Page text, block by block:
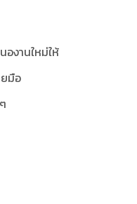
องานใหม่ให้
มือ